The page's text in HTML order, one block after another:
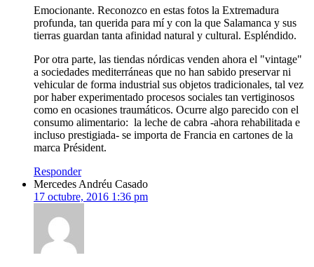
Emocionante. Reconozco en estas fotos la Extremadura
profunda, tan querida para mí y con la que Salamanca y sus
tierras guardan tanta afinidad natural y cultural. Espléndido.
Por otra parte, las tiendas nórdicas venden ahora el "vintage"
a sociedades mediterráneas que no han sabido preservar ni
vehicular de forma industrial sus objetos tradicionales, tal vez
por haber experimentado procesos sociales tan vertiginosos
como en ocasiones traumáticos. Ocurre algo parecido con el
consumo alimentario: la leche de cabra -ahora rehabilitada e
incluso prestigiada- se importa de Francia en cartones de la
marca Président.
Responder
Mercedes Andréu Casado
17 octubre, 2016 1:36 pm